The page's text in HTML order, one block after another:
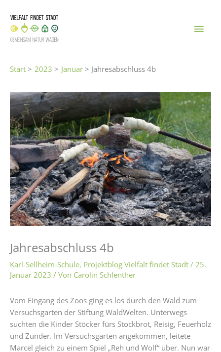
Inhalt
springen
Start 2023 Januar Jahresabschluss 4b
Jahresabschluss 4b
Karl-Sellheim-Schule, Projektblog Vielfalt findet Stadt / 25.
Januar 2023 / Von Carolin Schlenther
Vom Eingang des Zoos ging es los durch den Wald zum
Versuchsgarten der Stiftung WaldWelten. Unterwegs
suchten die Kinder Stöcker fürs Stockbrot, Reisig, Feuerholz
und Zunder. Im Versuchsgarten angekommen, leitete
Marcel gleich zu einem Spiel „Reh und Wolf“ über. Nun war